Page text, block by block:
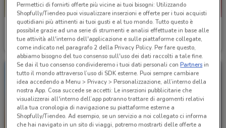
Fazzini
Scade il 31/12 343 m
Fiducia & Convenienza
Scade sabato
Permettici di fornirti offerte più vicine ai tuoi bisogni: Utilizzando
Shopfully/Tiendeo puoi visualizzare inserzioni e offerte per i tuoi acquisti
quotidiani più attinenti ai tuoi gusti e al tuo mondo. Tutto questo è
possibile grazie ad una serie di strumenti e analisi effettuate in base alle
tue attività all'interno dell'applicazione e sulle piattaforme collegate,
come indicato nel paragrafo 2 della Privacy Policy. Per fare questo,
abbiamo bisogno del tuo consenso sull'uso dei dati raccolti a tale fine.
Se dai il tuo consenso condivideremo i tuoi dati personali conPartnersin
tutto il mondo attraverso l’uso di SDK esterne. Puoi sempre cambiare
idea accedendo a Menu > Privacy > Personalizzazione, all’interno della
nostra App. Cosa succede se accetti: Le inserzioni pubblicitarie che
visualizzerai all'interno dell’app potranno trattare di argomenti relativi
alla tua cronologia di navigazione su piattaforme esterne a
Shopfully/Tiendeo. Ad esempio, se un servizio a noi collegato ci informa
che hai navigato in un sito di viaggi, potremo mostrarti delle offerte a